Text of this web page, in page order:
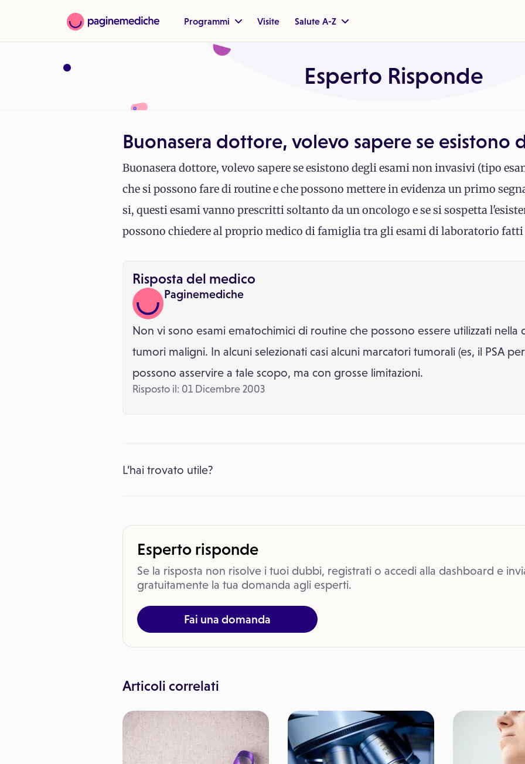
Programmi Visite Salute A-Z
Esperto Risponde
Buonasera dottore, volevo sapere se esistono
Buonasera dottore, volevo sapere se esistono degli esami non invasivi (tipo
che si possono fare di routine e che possono mettere in evidenza un primo
si, questi esami vanno prescritti soltanto da un oncologo e se si sospetta
possono chiedere al proprio medico di famiglia tra gli esami di laboratorio fatti
Risposta del medico
Paginemediche
Non vi sono esami ematochimici di routine che possono essere utilizzati nella
tumori maligni. In alcuni selezionati casi alcuni marcatori tumorali (es, il PSA
possono asservire a tale scopo, ma con grosse limitazioni.
Risposto il: 01 Dicembre 2003
L’hai trovato utile?
Esperto risponde
Se la risposta non risolve i tuoi dubbi, registrati o accedi alla dashboard e
gratuitamente la tua domanda agli esperti.
Fai una domanda
Articoli correlati